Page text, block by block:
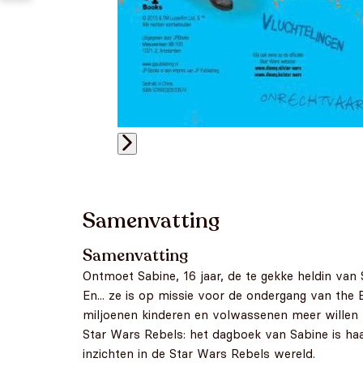
Samenvatting
Samenvatting
Ontmoet Sabine, 16 jaar, de te gekke heldin
En... ze is op missie voor de ondergang van
miljoenen kinderen en volwassenen meer
Star Wars Rebels: het dagboek van Sabine is
inzichten in de Star Wars Rebels wereld.